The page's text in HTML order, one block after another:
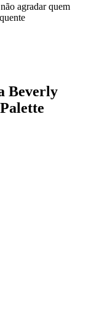
agradar quem
Beverly